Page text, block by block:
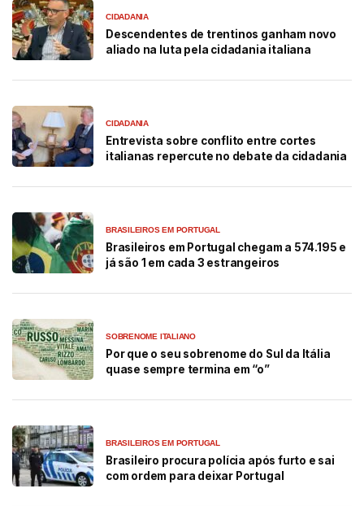
CIDADANIA
Descendentes de trentinos ganham novo
aliado na luta pela cidadania italiana
CIDADANIA
Entrevista sobre conflito entre cortes
italianas repercute no debate da cidadania
BRASILEIROS EM PORTUGAL
Brasileiros em Portugal chegam a 574.195 e
já são 1 em cada 3 estrangeiros
SOBRENOME ITALIANO
Por que o seu sobrenome do Sul da Itália
quase sempre termina em “o”
BRASILEIROS EM PORTUGAL
Brasileiro procura polícia após furto e sai
com ordem para deixar Portugal